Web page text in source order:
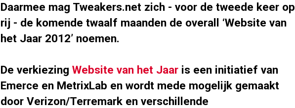
Daarmee mag Tweakers.net zich - voor de tweede keer op
rij - de komende twaalf maanden de overall ‘Website van
het Jaar 2012’ noemen.
De verkiezing Website van het Jaar is een initiatief van
Emerce en MetrixLab en wordt mede mogelijk gemaakt
door Verizon/Terremark en verschillende